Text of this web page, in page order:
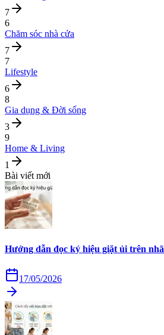
7
6
Chăm sóc nhà cửa
7
7
Lifestyle
6
8
Gia dụng & Đời sống
3
9
Home & Living
1
Bài viết mới
Hướng dẫn đọc ký hiệu giặt ủi trên
17/05/2026